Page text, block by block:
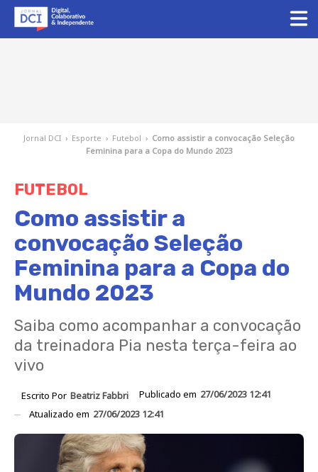
Jornal DCI › Esporte › Futebol › Como assistir a convocação Seleção
Feminina para a Copa do Mundo 2023
FUTEBOL
Como assistir a
convocação Seleção
Feminina para a Copa do
Mundo 2023
Saiba como acompanhar a convocação
da treinadora Pia nesta terça-feira ao
vivo
Escrito Por Beatriz Fabbri Publicado em 27/06/2023 12:41
Atualizado em 27/06/2023 12:41